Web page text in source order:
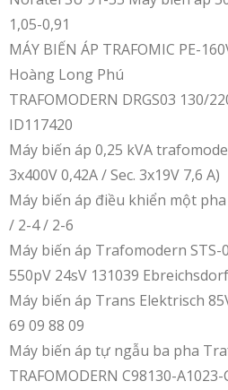
1,05-0,91
MÁY BIẾN ÁP TRAFOMIC PE-
Hoàng Long Phú
TRAFOMODERN DRGS03 130/
ID117420
Máy biến áp 0,25 kVA
3x400V 0,42A / Sec. 3x19V 7,6 A)
Máy biến áp điều khiển một pha
/ 2-4 / 2-6
Máy biến áp Trafomodern STS-
550pV 24sV 131039 Ebreichsdorf
Máy biến áp Trans Elektrisch
69 09 88 09
Máy biến áp tự ngẫu ba pha
TRAFOMODERN C98130-